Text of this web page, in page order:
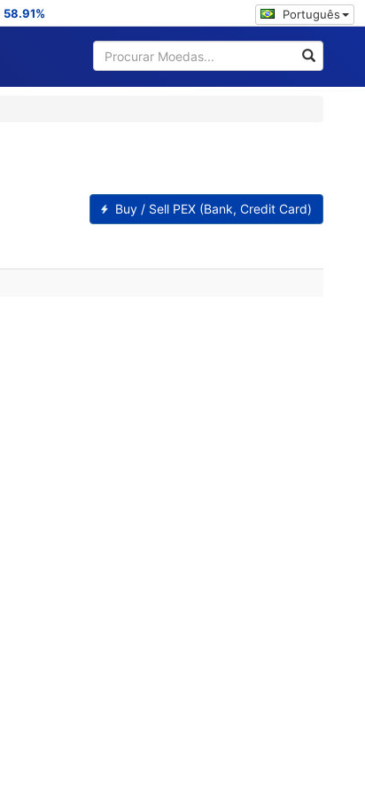
58.91% Português
Buy / Sell PEX (Bank, Credit Card)